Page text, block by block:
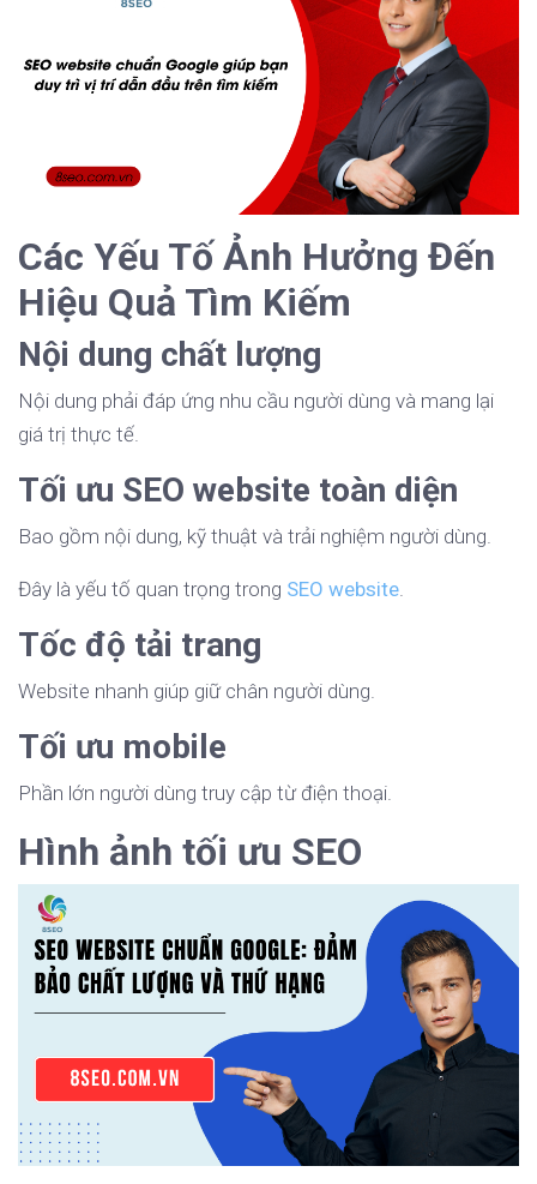
Các Yếu Tố Ảnh Hưởng Đến
Hiệu Quả Tìm Kiếm
Nội dung chất lượng
Nội dung phải đáp ứng nhu cầu người dùng và mang lại
giá trị thực tế.
Tối ưu SEO website toàn diện
Bao gồm nội dung, kỹ thuật và trải nghiệm người dùng.
Đây là yếu tố quan trọng trong SEO website.
Tốc độ tải trang
Website nhanh giúp giữ chân người dùng.
Tối ưu mobile
Phần lớn người dùng truy cập từ điện thoại.
Hình ảnh tối ưu SEO